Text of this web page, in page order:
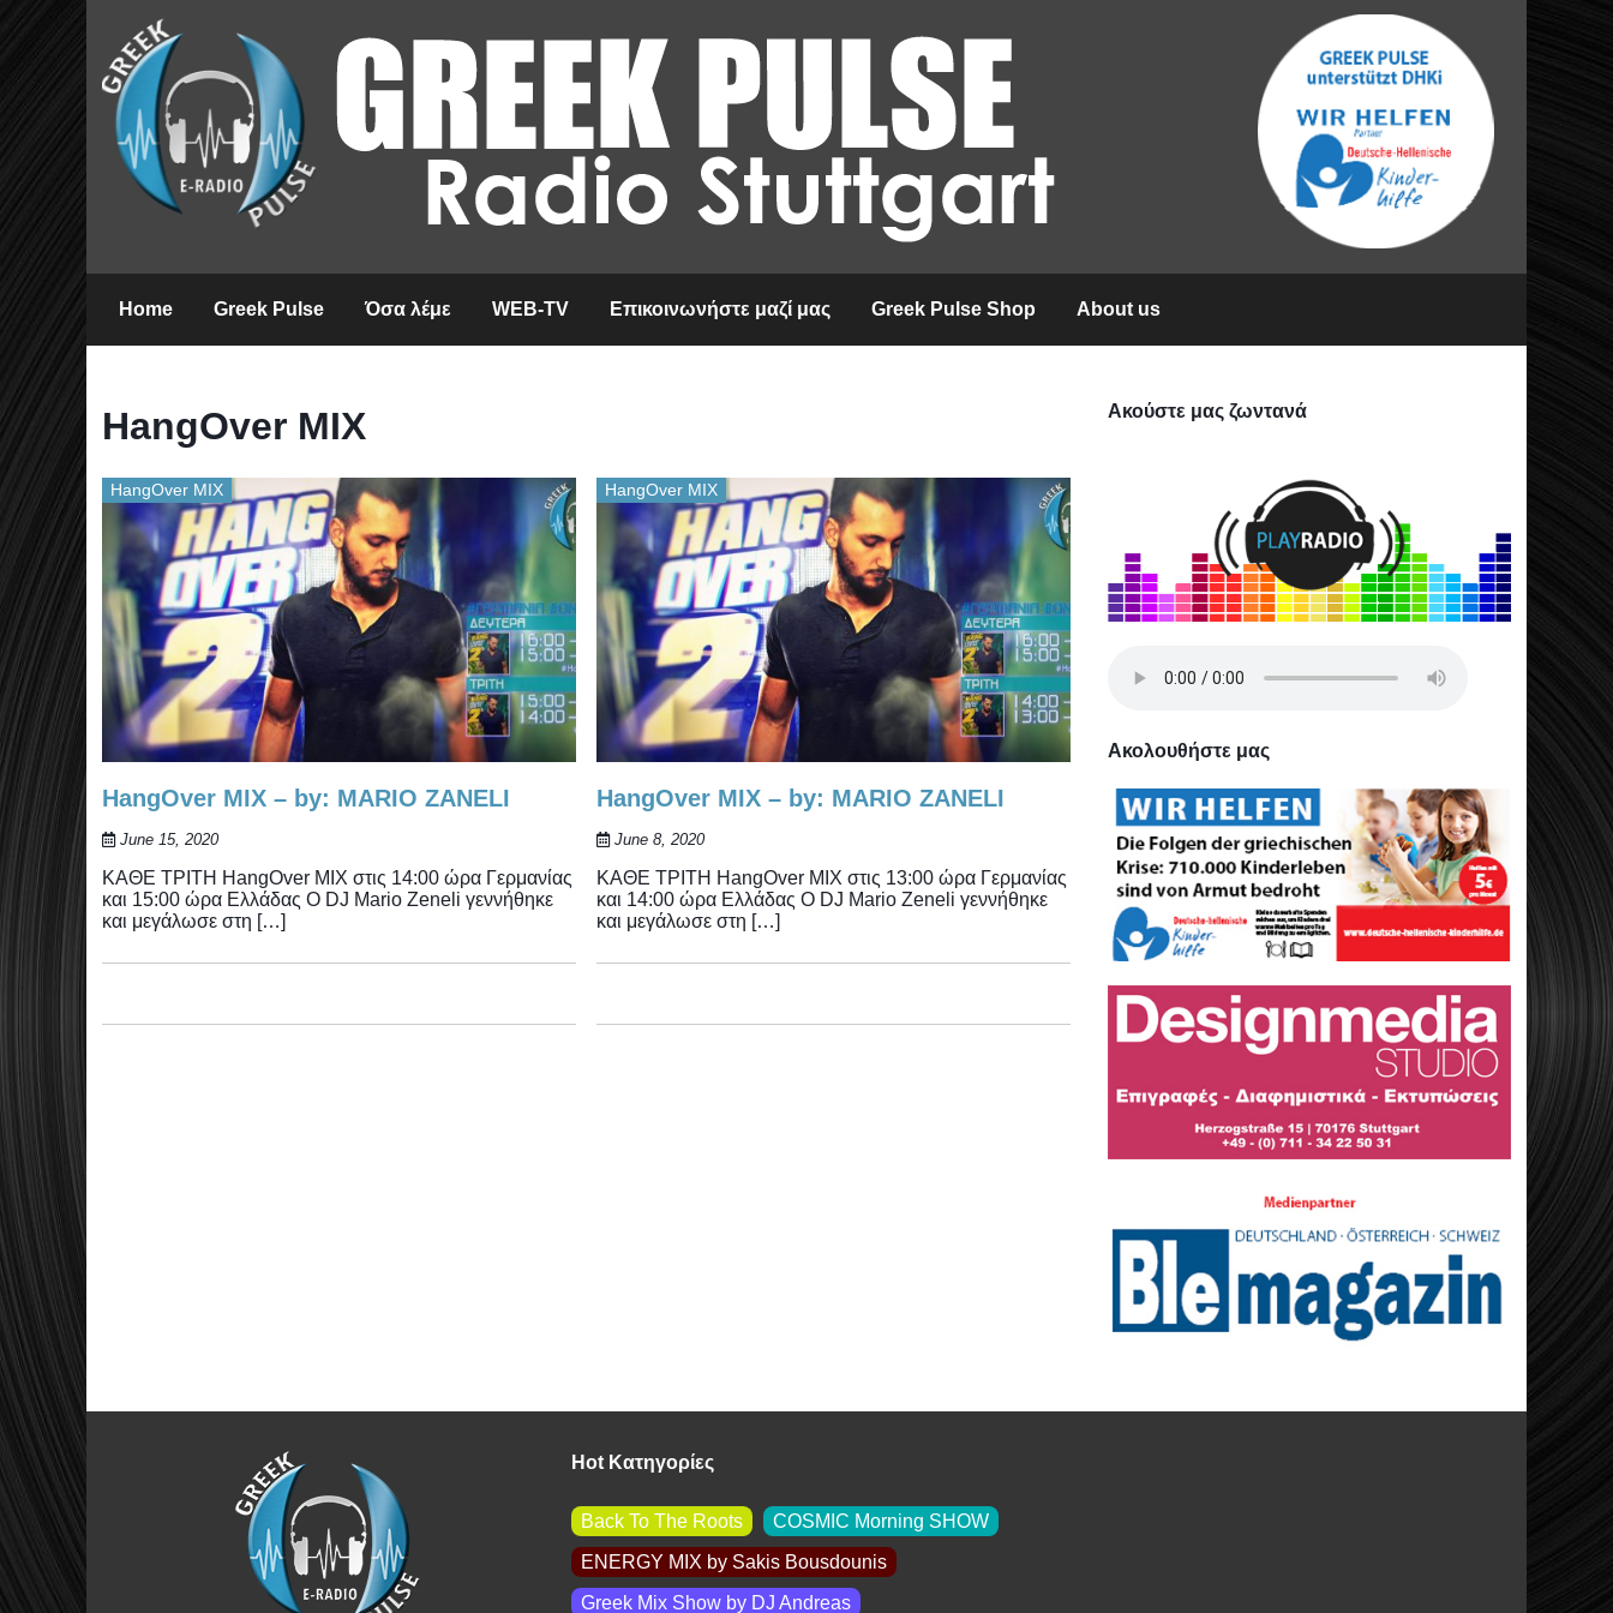
Home Greek Pulse Όσα λέμε WEB-TV Επικοινωνήστε μαζί μας Greek Pulse Shop About us
HangOver MIX
HangOver MIX
HangOver MIX – by: MARIO ZANELI
June 15, 2020
ΚΑΘΕ ΤΡΙΤΗ HangOver MIX στις 14:00 ώρα Γερμανίας
και 15:00 ώρα Ελλάδας Ο DJ Mario Zeneli γεννήθηκε
και μεγάλωσε στη […]
HangOver MIX
HangOver MIX – by: MARIO ZANELI
June 8, 2020
ΚΑΘΕ ΤΡΙΤΗ HangOver MIX στις 13:00 ώρα Γερμανίας
και 14:00 ώρα Ελλάδας Ο DJ Mario Zeneli γεννήθηκε
και μεγάλωσε στη […]
Ακούστε μας ζωντανά
Ακολουθήστε μας
Hot Κατηγορίες
Back To The Roots
COSMIC Morning SHOW
ENERGY MIX by Sakis Βousdounis
Greek Mix Show by DJ Andreas